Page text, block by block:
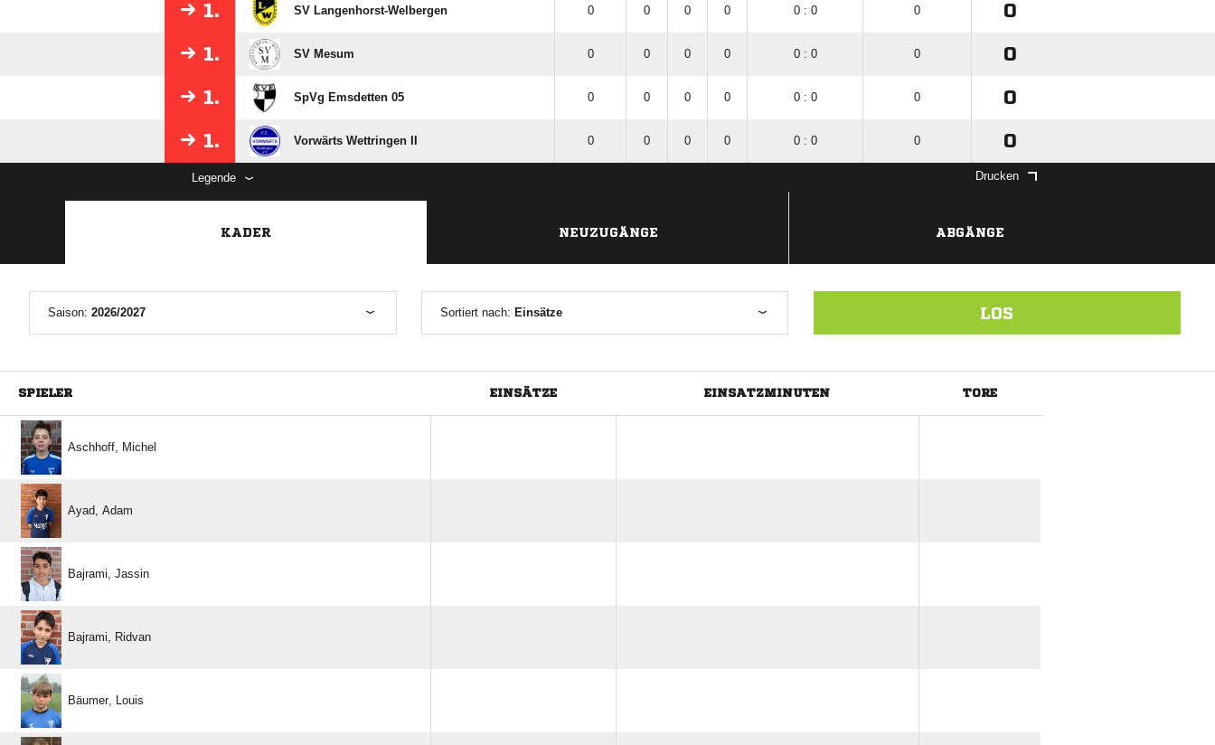
1. SV Langenhorst-Welbergen 0 0 0 0 0 : 0 0 0
1. SV Mesum 0 0 0 0 0 : 0 0 0
1. SpVg Emsdetten 05 0 0 0 0 0 : 0 0 0
1. Vorwärts Wettringen II 0 0 0 0 0 : 0 0 0
Legende Drucken
KADER NEUZUGÄNGE ABGÄNGE
Saison: 2026/2027 Sortiert nach: Einsätze LOS
SPIELER EINSÄTZE EINSATZMINUTEN TORE
 
 
 
 
 